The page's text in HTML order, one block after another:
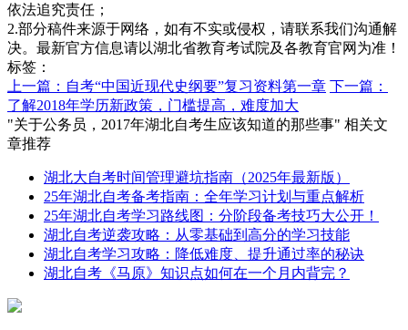
依法追究责任；
2.部分稿件来源于网络，如有不实或侵权，请联系我们沟通解
决。最新官方信息请以湖北省教育考试院及各教育官网为准！
标签：
上一篇：自考“中国近现代史纲要”复习资料第一章 下一篇：
了解2018年学历新政策，门槛提高，难度加大
"关于公务员，2017年湖北自考生应该知道的那些事" 相关文
章推荐
湖北大自考时间管理避坑指南（2025年最新版）
25年湖北自考备考指南：全年学习计划与重点解析
25年湖北自考学习路线图：分阶段备考技巧大公开！
湖北自考逆袭攻略：从零基础到高分的学习技能
湖北自考学习攻略：降低难度、提升通过率的秘诀
湖北自考《马原》知识点如何在一个月内背完？